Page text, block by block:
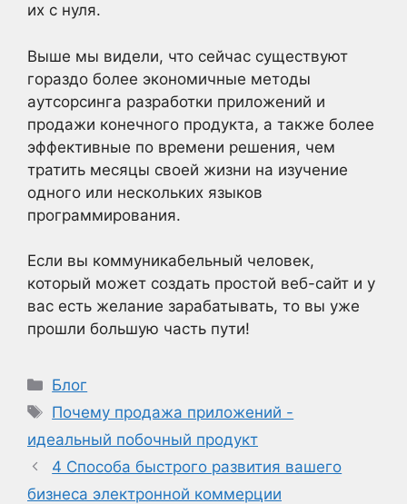
их с нуля.
Выше мы видели, что сейчас существуют
гораздо более экономичные методы
аутсорсинга разработки приложений и
продажи конечного продукта, а также более
эффективные по времени решения, чем
тратить месяцы своей жизни на изучение
одного или нескольких языков
программирования.
Если вы коммуникабельный человек,
который может создать простой веб-сайт и у
вас есть желание зарабатывать, то вы уже
прошли большую часть пути!
Рубрики
Блог
Метки
Почему продажа приложений -
идеальный побочный продукт
4 Способа быстрого развития вашего
бизнеса электронной коммерции